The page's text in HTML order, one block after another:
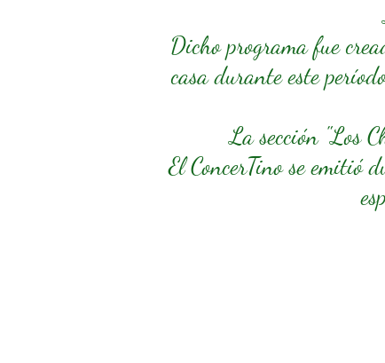
Dicho programa fue
casa durante este
La sección "Los
El ConcerTino se emitió